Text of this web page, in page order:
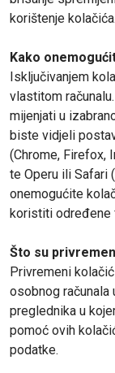
korištenje kolačića.
Kako
Isključivanjem
vlastitom
mijenjati u
biste vidjeli
(Chrome, Firefox,
te Operu ili Safari
onemogućite
koristiti određene
Što su
Privremeni
osobnog računala
preglednika u
pomoć ovih
podatke.